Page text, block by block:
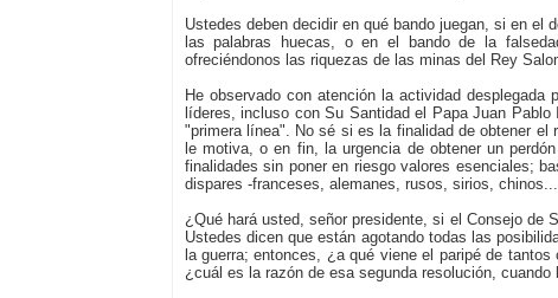
Ustedes deben decidir en qué bando juegan, si en el
las palabras huecas, o en el bando de la
ofreciéndonos las riquezas de las minas del Rey
He observado con atención la actividad
líderes, incluso con Su Santidad el Papa Juan
"primera línea". No sé si es la finalidad de obtener
le motiva, o en fin, la urgencia de obtener un
finalidades sin poner en riesgo valores esenciales;
dispares -franceses, alemanes, rusos, sirios,
¿Qué hará usted, señor presidente, si el Consejo de
Ustedes dicen que están agotando todas las
la guerra; entonces, ¿a qué viene el paripé de
¿cuál es la razón de esa segunda resolución,